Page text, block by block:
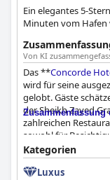
Ein elegantes 5-
Minuten vom
Von KI
Das **Concorde
wird für seine
gelobt. Gäste
der Sheikh Zayed
zahlreichen
sowohl für
bequem macht. Das
eine gute
Geschäftsreisende
Zusammenfassung
Kategorien
Luxus